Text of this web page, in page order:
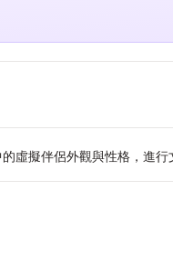
虛擬伴侶外觀與性格，進行